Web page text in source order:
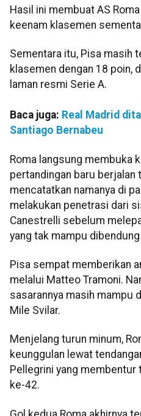
Hasil ini membuat AS
keenam klasemen
Sementara itu, Pisa masih
klasemen dengan 18 poin,
laman resmi Serie A.
Baca juga: Real Madrid
Santiago Bernabeu
Roma langsung membuka
pertandingan baru berjalan
mencatatkan namanya di
melakukan penetrasi dari
Canestrelli sebelum
yang tak mampu
Pisa sempat memberikan
melalui Matteo Tramoni.
sasarannya masih mampu
Mile Svilar.
Menjelang turun minum,
keunggulan lewat
Pellegrini yang membentur
ke-42.